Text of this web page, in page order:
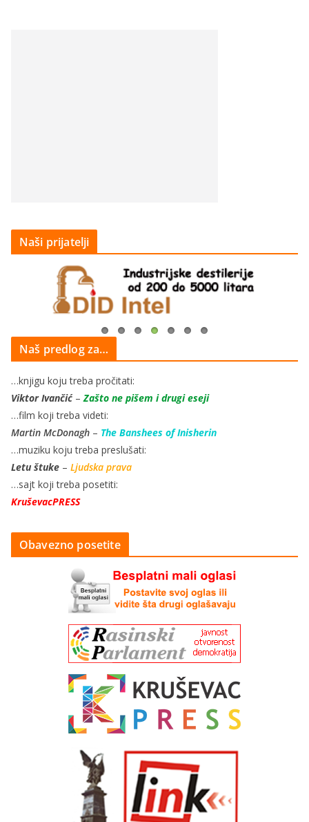
Naši prijatelji
Naš predlog za…
…knjigu koju treba pročitati:
Viktor Ivančić–Zašto ne pišem i drugi eseji
…film koji treba videti:
Martin McDonagh – The Banshees of Inisherin
…muziku koju treba preslušati:
Letu štuke – Ljudska prava
…sajt koji treba posetiti:
KruševacPRESS
Obavezno posetite